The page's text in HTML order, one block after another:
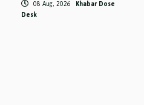
08 Aug, 2026 Khabar Dose
Desk